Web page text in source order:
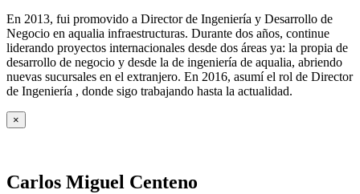
En 2013, fui promovido a Director de Ingeniería y Desarrollo de
Negocio en aqualia infraestructuras. Durante dos años, continue
liderando proyectos internacionales desde dos áreas ya: la propia de
desarrollo de negocio y desde la de ingeniería de aqualia, abriendo
nuevas sucursales en el extranjero. En 2016, asumí el rol de Director
de Ingeniería , donde sigo trabajando hasta la actualidad.
×
Carlos Miguel Centeno